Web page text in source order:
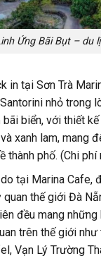
Ứng Bãi Bụt – du
in tại Sơn Trà
nhỏ trong
bãi biển, với thiết
xanh lam, mang
thành phố. (Chi
tại Marina Cafe,
quan thế giới Đà
đều mang
trên thế giới
Vạn Lý Trường